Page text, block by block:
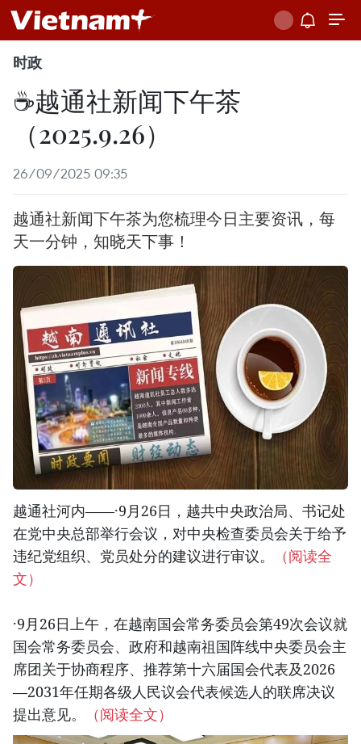
时政
☕️越通社新闻下午茶
（2025.9.26）
26/09/2025 09:35
越通社新闻下午茶为您梳理今日主要资讯，每
天一分钟，知晓天下事！
越通社河内——·9月26日，越共中央政治局、书记处
在党中央总部举行会议，对中央检查委员会关于给予
违纪党组织、党员处分的建议进行审议。
（阅读全
文）
·9月26日上午，在越南国会常务委员会第49次会议就
国会常务委员会、政府和越南祖国阵线中央委员会主
席团关于协商程序、推荐第十六届国会代表及2026
—2031年任期各级人民议会代表候选人的联席决议
提出意见。
（阅读全文）